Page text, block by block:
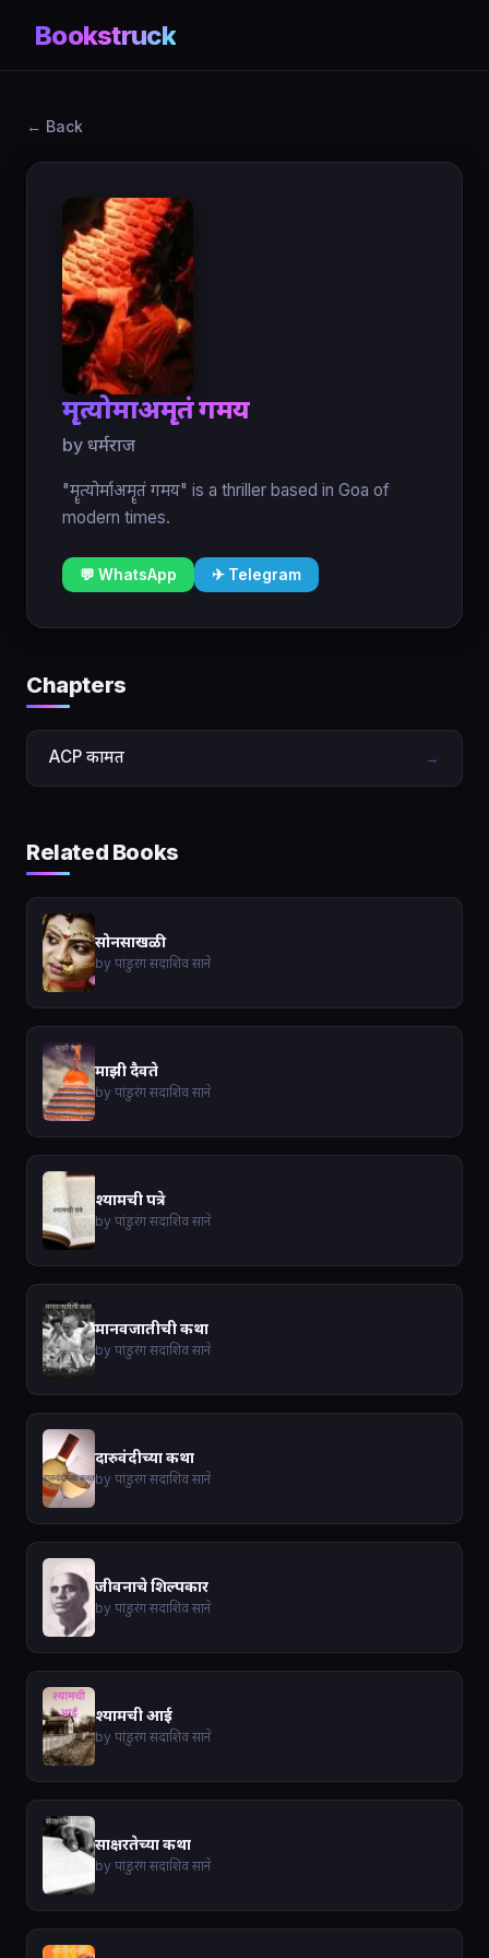
Bookstruck
← Back
मॄत्योर्माअमॄतं गमय
by धर्मराज
"मॄत्योर्माअमॄतं गमय" is a thriller based in Goa of
modern times.
💬 WhatsApp ✈ Telegram
Chapters
ACP कामत →
Related Books
सोनसाखळी
by पांडुरंग सदाशिव साने
माझी दैवते
by पांडुरंग सदाशिव साने
श्यामची पत्रे
by पांडुरंग सदाशिव साने
मानवजातीची कथा
by पांडुरंग सदाशिव साने
दारुवंदीच्या कथा
by पांडुरंग सदाशिव साने
जीवनाचे शिल्पकार
by पांडुरंग सदाशिव साने
श्यामची आई
by पांडुरंग सदाशिव साने
साक्षरतेच्या कथा
by पांडुरंग सदाशिव साने